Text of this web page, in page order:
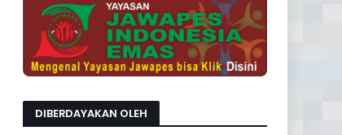
DIBERDAYAKAN OLEH